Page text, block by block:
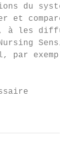
du
et comparer
à les
par exemple